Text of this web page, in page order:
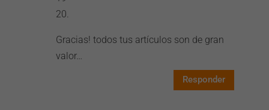
20.
Gracias! todos tus artículos son de gran
valor…
Responder